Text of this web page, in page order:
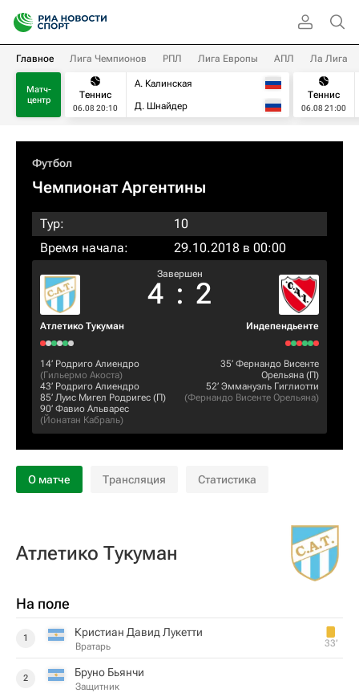
Главное Лига Чемпионов РПЛ Лига Европы АПЛ Ла Лига
Матч-
центр
Теннис
06.08 20:10
А. Калинская
Д. Шнайдер
Теннис
06.08 21:00
Футбол
Чемпионат Аргентины
Тур:
10
Время начала:
29.10.2018 в 00:00
Атлетико Тукуман
Завершен
4 : 2
Индепендьенте
14‎’‎ Родриго Алиендро
(Гильермо Акоста)
43‎’‎ Родриго Алиендро
85‎’‎ Луис Мигел Родригес (П)
90‎’‎ Фавио Альварес
(Йонатан Кабраль)
35‎’‎ Фернандо Висенте
Орельяна (П)
52‎’‎ Эммануэль Гиглиотти
(Фернандо Висенте Орельяна)
О матче Трансляция Статистика
Атлетико Тукуман
На поле
1 Кристиан Давид Лукетти
Вратарь 33‎’‎
2 Бруно Бьянчи
Защитник